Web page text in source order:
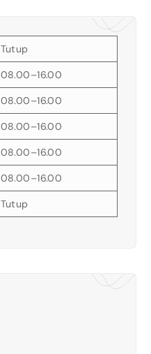
Tutup
08.00–16.00
08.00–16.00
08.00–16.00
08.00–16.00
08.00–16.00
Tutup